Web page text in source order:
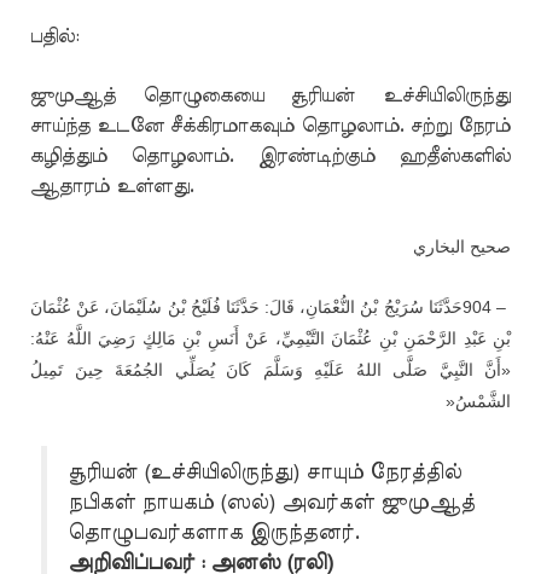
பதில்:
ஜுமுஆத் தொழுகையை சூரியன் உச்சியிலிருந்து
சாய்ந்த உடனே சீக்கிரமாகவும் தொழலாம். சற்று நேரம்
கழித்தும் தொழலாம். இரண்டிற்கும் ஹதீஸ்களில்
ஆதாரம் உள்ளது.
صحيح البخاري
904 –حَدَّثَنَا سُرَيْجُ بْنُ النُّعْمَانِ، قَالَ: حَدَّثَنَا فُلَيْحُ بْنُ سُلَيْمَانَ، عَنْ عُثْمَانَ
بْنِ عَبْدِ الرَّحْمَنِ بْنِ عُثْمَانَ التَّيْمِيِّ، عَنْ أَنَسِ بْنِ مَالِكٍ رَضِيَ اللَّهُ عَنْهُ:
«أَنَّ النَّبِيَّ صَلَّى اللهُ عَلَيْهِ وَسَلَّمَ كَانَ يُصَلِّي الجُمُعَةَ حِينَ تَمِيلُ
الشَّمْسُ»
சூரியன் (உச்சியிலிருந்து) சாயும் நேரத்தில்
நபிகள் நாயகம் (ஸல்) அவர்கள் ஜுமுஆத்
தொழுபவர்களாக இருந்தனர்.
அறிவிப்பவர் : அனஸ் (ரலி)